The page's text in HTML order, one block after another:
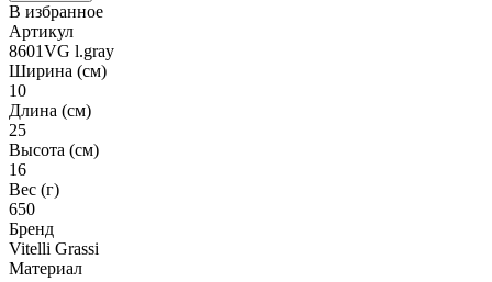
В избранное
Артикул
8601VG l.gray
Ширина (см)
10
Длина (см)
25
Высота (см)
16
Вес (г)
650
Бренд
Vitelli Grassi
Материал